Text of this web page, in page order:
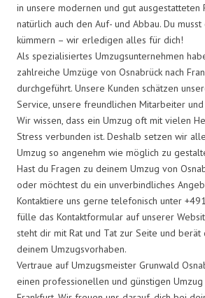
in unsere modernen und gut ausgestatteten
natürlich auch den Auf- und Abbau. Du musst
kümmern – wir erledigen alles für dich!
Als spezialisiertes Umzugsunternehmen
zahlreiche Umzüge von Osnabrück nach
durchgeführt. Unsere Kunden schätzen
Service, unsere freundlichen Mitarbeiter
Wir wissen, dass ein Umzug oft mit vielen
Stress verbunden ist. Deshalb setzen wir
Umzug so angenehm wie möglich zu
Hast du Fragen zu deinem Umzug von
oder möchtest du ein unverbindliches
Kontaktiere uns gerne telefonisch unter
fülle das Kontaktformular auf unserer
steht dir mit Rat und Tat zur Seite und
deinem Umzugsvorhaben.
Vertraue auf Umzugsmeister Grunwald
einen professionellen und günstigen Umzug